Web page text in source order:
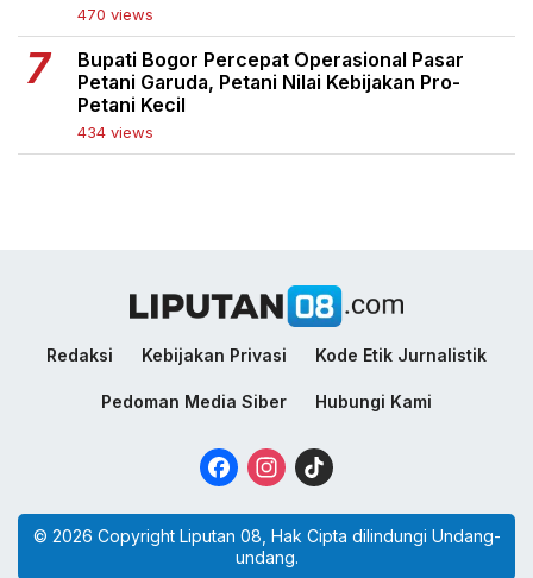
470 views
Bupati Bogor Percepat Operasional Pasar
Petani Garuda, Petani Nilai Kebijakan Pro-
Petani Kecil
434 views
Redaksi Kebijakan Privasi Kode Etik Jurnalistik
Pedoman Media Siber Hubungi Kami
FacebookInstagram
© 2026 Copyright Liputan 08, Hak Cipta dilindungi Undang-
undang.